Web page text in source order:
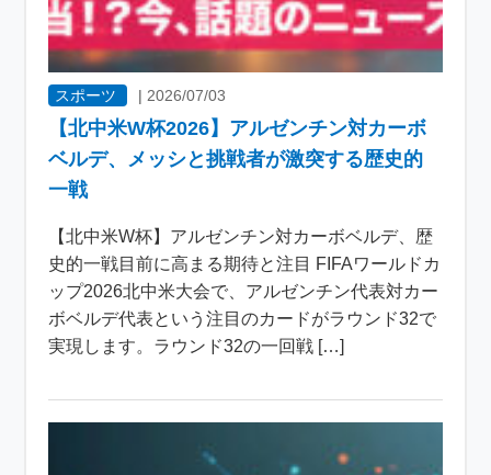
スポーツ |2026/07/03
【北中米W杯2026】アルゼンチン対カーボ
ベルデ、メッシと挑戦者が激突する歴史的
一戦
【北中米W杯】アルゼンチン対カーボベルデ、歴
史的一戦目前に高まる期待と注目 FIFAワールドカ
ップ2026北中米大会で、アルゼンチン代表対カー
ボベルデ代表という注目のカードがラウンド32で
実現します。ラウンド32の一回戦 […]